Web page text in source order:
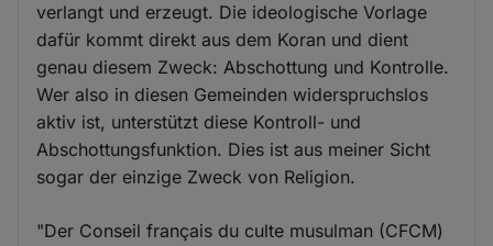
verlangt und erzeugt. Die ideologische Vorlage
dafür kommt direkt aus dem Koran und dient
genau diesem Zweck: Abschottung und Kontrolle.
Wer also in diesen Gemeinden widerspruchslos
aktiv ist, unterstützt diese Kontroll- und
Abschottungsfunktion. Dies ist aus meiner Sicht
sogar der einzige Zweck von Religion.
"Der Conseil français du culte musulman (CFCM)